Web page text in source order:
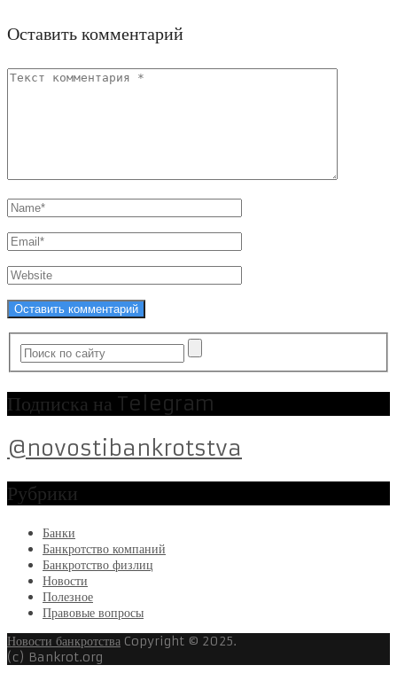
Оставить комментарий
Подписка на Telegram
@novostibankrotstva
Рубрики
Банки
Банкротство компаний
Банкротство физлиц
Новости
Полезное
Правовые вопросы
Новости банкротства Copyright © 2025.
(c) Bankrot.org